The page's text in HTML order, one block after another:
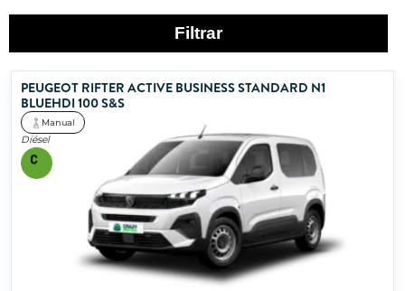
Filtrar
PEUGEOT RIFTER ACTIVE BUSINESS STANDARD N1
BLUEHDI 100 S&S
Manual
Diésel